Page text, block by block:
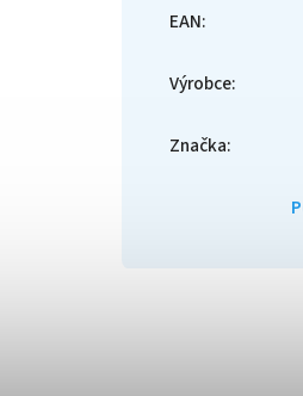
EAN:
Výrobce:
Značka: